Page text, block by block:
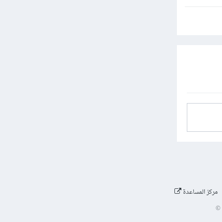
مركز المساعدة
©